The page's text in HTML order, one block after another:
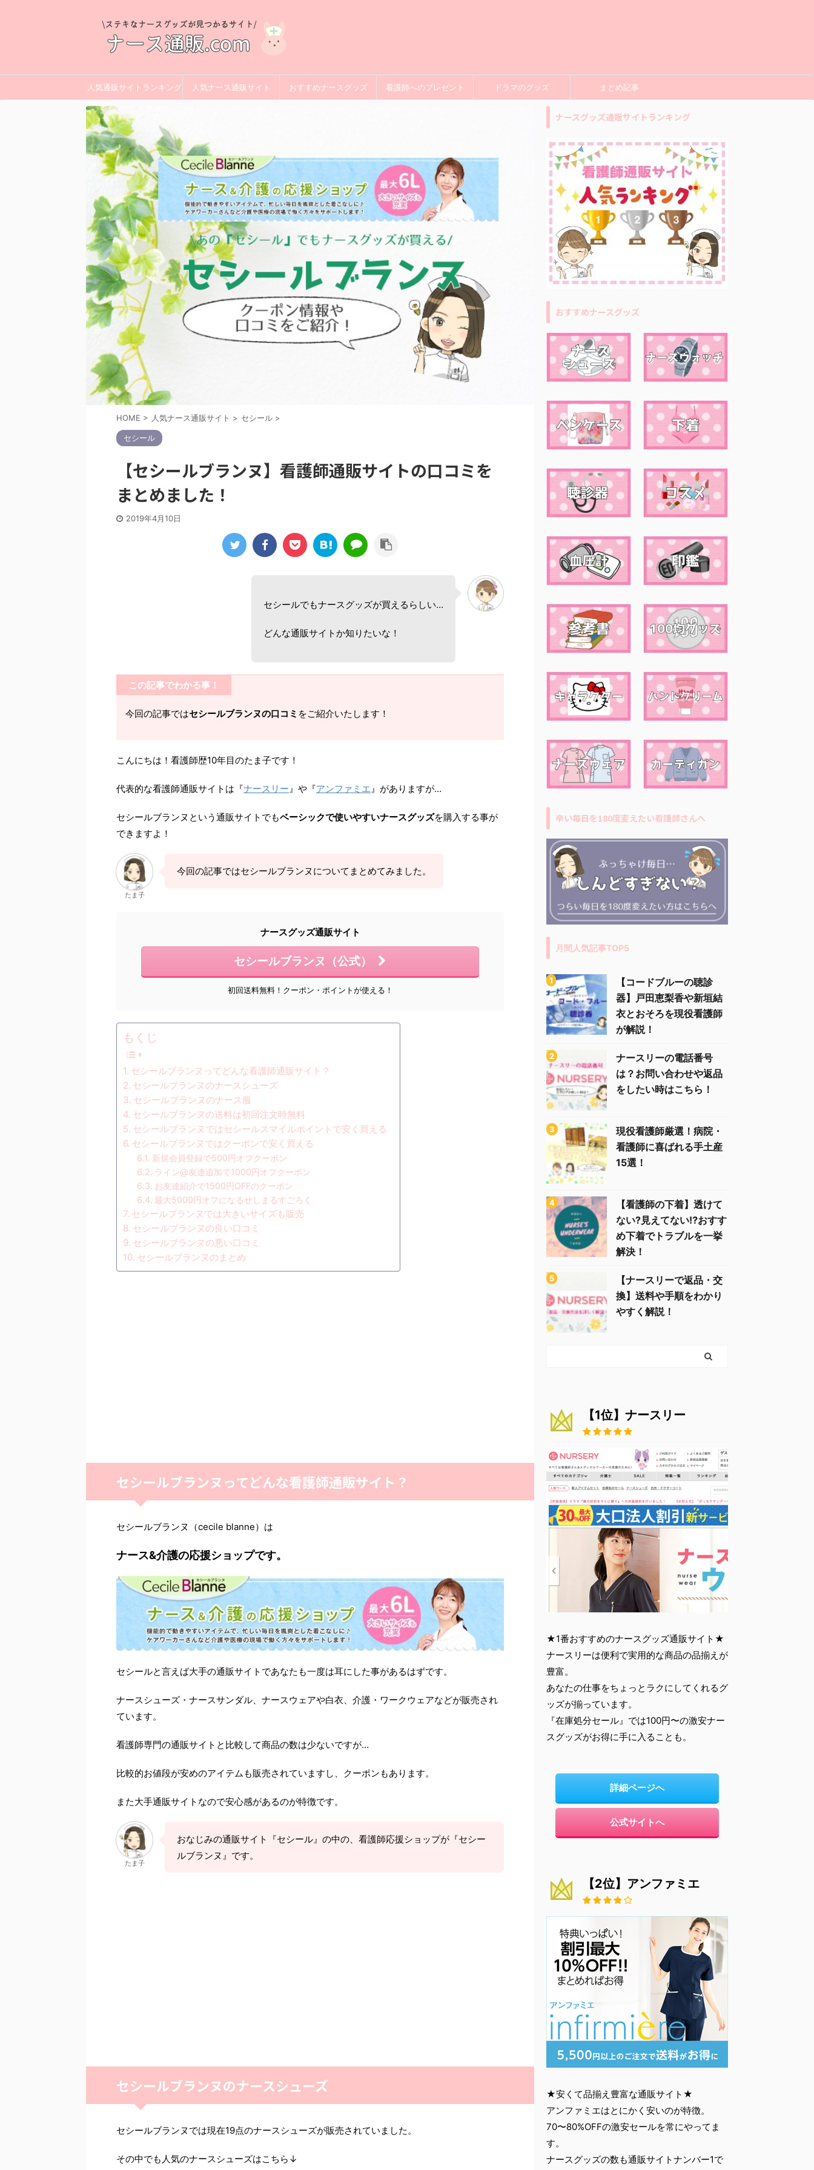
人気通販サイトランキング 人気ナース通販サイト おすすめナースグッズ 看護師へのプレゼント ドラマのグッズ まとめ記事
HOME > 人気ナース通販サイト > セシール >
セシール
【セシールブランヌ】看護師通販サイトの口コミを
まとめました！
2019年4月10日
セシールでもナースグッズが買えるらしい…
どんな通販サイトか知りたいな！
この記事でわかる事！
今回の記事ではセシールブランヌの口コミ をご紹介いたします！
こんにちは！看護師歴10年目のたま子です！
代表的な看護師通販サイトは『ナースリー 』や『アンファミエ 』がありますが…
セシールブランヌという通販サイトでもベーシックで使いやすいナースグッズを購入する事が
できますよ！
たま子
今回の記事ではセシールブランヌについてまとめてみました。
ナースグッズ通販サイト
セシールブランヌ（公式）
初回送料無料！クーポン・ポイントが使える！
もくじ
セシールブランヌってどんな看護師通販サイト？
セシールブランヌのナースシューズ
セシールブランヌのナース服
セシールブランヌの送料は初回注文時無料
セシールブランヌではセシールスマイルポイントで安く買える
セシールブランヌではクーポンで安く買える
新規会員登録で500円オフクーポン
ライン@友達追加で1000円オフクーポン
お友達紹介で1500円OFFのクーポン
最大5000円オフになるせしまるすごろく
セシールブランヌでは大きいサイズも販売
セシールブランヌの良い口コミ
セシールブランヌの悪い口コミ
セシールブランヌのまとめ
セシールブランヌってどんな看護師通販サイト？
セシールブランヌ（cecile blanne）は
ナース&介護の応援ショップです。
セシールと言えば大手の通販サイトであなたも一度は耳にした事があるはずです。
ナースシューズ・ナースサンダル、ナースウェアや白衣、介護・ワークウェアなどが販売され
ています。
看護師専門の通販サイトと比較して商品の数は少ないですが…
比較的お値段が安めのアイテムも販売されていますし、クーポンもあります。
また大手通販サイトなので安心感があるのが特徴です。
たま子
おなじみの通販サイト『セシール』の中の、看護師応援ショップが『セシー
ルブランヌ』です。
セシールブランヌのナースシューズ
セシールブランヌでは現在19点のナースシューズが販売されていました。
その中でも人気のナースシューズはこちら↓
ナースグッズ通販サイトランキング
おすすめナースグッズ
辛い毎日を180度変えたい看護師さんへ
月間人気記事TOP5
【コードブルーの聴診
器】戸田恵梨香や新垣結
衣とおそろを現役看護師
が解説！
ナースリーの電話番号
は？お問い合わせや返品
をしたい時はこちら！
現役看護師厳選！病院・
看護師に喜ばれる手土産
15選！
【看護師の下着】透けて
ない?見えてない⁉︎おすす
め下着でトラブルを一挙
解決！
【ナースリーで返品・交
換】送料や手順をわかり
やすく解説！
【1位】ナースリー
★1番おすすめのナースグッズ通販サイト★
ナースリーは便利で実用的な商品の品揃えが
豊富。
あなたの仕事をちょっとラクにしてくれるグ
ッズが揃っています。
『在庫処分セール』では100円〜の激安ナー
スグッズがお得に手に入ることも。
詳細ページへ
公式サイトへ
【2位】アンファミエ
★安くて品揃え豊富な通販サイト★
アンファミエはとにかく安いのが特徴。
70〜80%OFFの激安セールを常にやってま
す。
ナースグッズの数も通販サイトナンバー1で